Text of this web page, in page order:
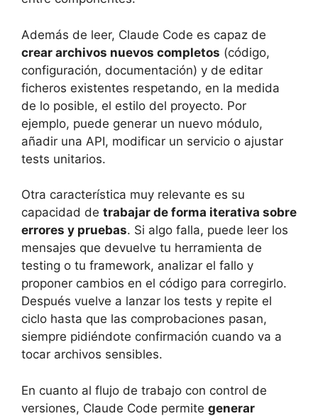
Además de leer, Claude Code es capaz de
crear archivos nuevos completos (código,
configuración, documentación) y de editar
ficheros existentes respetando, en la medida
de lo posible, el estilo del proyecto. Por
ejemplo, puede generar un nuevo módulo,
añadir una API, modificar un servicio o ajustar
tests unitarios.
Otra característica muy relevante es su
capacidad de trabajar de forma iterativa sobre
errores y pruebas. Si algo falla, puede leer los
mensajes que devuelve tu herramienta de
testing o tu framework, analizar el fallo y
proponer cambios en el código para corregirlo.
Después vuelve a lanzar los tests y repite el
ciclo hasta que las comprobaciones pasan,
siempre pidiéndote confirmación cuando va a
tocar archivos sensibles.
En cuanto al flujo de trabajo con control de
versiones, Claude Code permite generar